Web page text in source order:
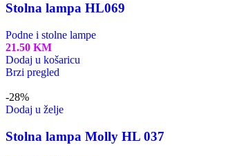
Stolna lampa HL069
Podne i stolne lampe
21.50 KM
Dodaj u košaricu
Brzi pregled
-28%
Dodaj u želje
Stolna lampa Molly HL 037